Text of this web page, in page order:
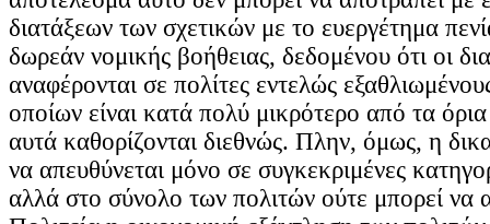
διατάξεων των σχετικών με το ευεργέτημα
δωρεάν νομικής βοήθειας, δεδομένου ότι οι
αναφέρονται σε πολίτες εντελώς
οποίων είναι κατά πολύ μικρότερο από τα
αυτά καθορίζονται διεθνώς. Πλην, όμως, η
να απευθύνεται μόνο σε συγκεκριμένες
αλλά στο σύνολο των πολιτών ούτε μπορεί να